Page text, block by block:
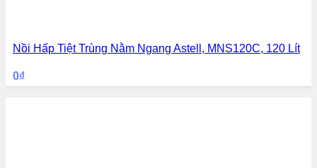
Nồi Hấp Tiệt Trùng Nằm Ngang Astell, MNS120C, 120 Lít
0₫